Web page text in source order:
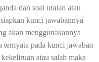
dan soal uraian atau
kunci jawabannya
akan menggunakannya
ternyata pada kunci jawaban
atau salah maka